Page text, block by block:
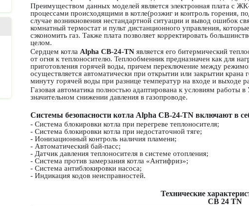
Преимуществом данных моделей является электронная плата с
процессами происходящими в котле(розжиг и контроль горения,
случае возникновения нестандартной ситуации и вывод ошибок
комнатный термостат и пульт дистанционного управления,
сэкономить газ. Также плата позволяет корректировать
целом.
Сердцем котла Alpha CB-24-TN является его битермический
от огня к теплоносителю. Теплообменник предназначен как для
приготовления горячей воды, причем переключение между
осуществляется автоматически при открытии или закрытии крана
минуту горячей воды при разнице температур на входе и выходе
Газовая автоматика полностью адаптирована к условиям работы
значительном снижении давления в газопроводе.
Системы безопасности котла Alpha CB-24-TN включают в
- Система блокировки котла при перегреве теплоносителя;
- Система блокировки котла при недостаточной тяге;
- Ионизационный контроль наличия пламени;
- Автоматический бай-пасс;
- Датчик давления теплоносителя в системе отопления;
- Система против замерзания котла «Антифриз»;
- Система антиблокировки насоса;
- Индикация кодов неисправностей.
Технические
CB 24 TN